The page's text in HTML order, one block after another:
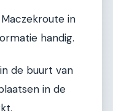
in
handig.
de buurt van
in de